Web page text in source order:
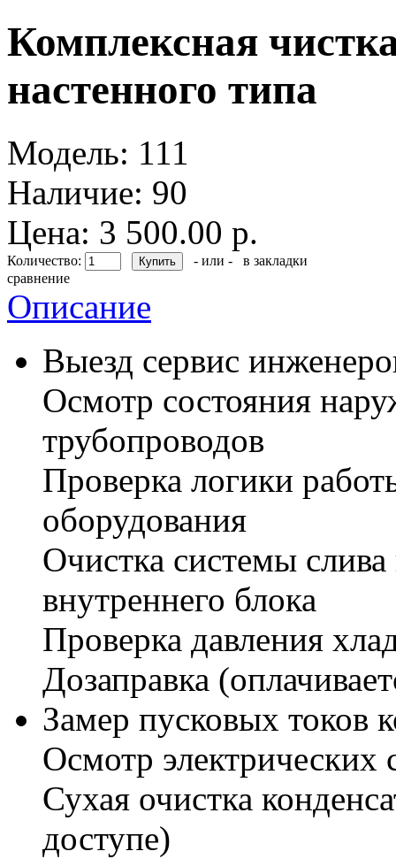
Комплексная
настенного типа
Модель: 111
Наличие: 90
Цена: 3 500.00 р.
Количество: - или -
в закладки
сравнение
Описание
Выезд сервис
Осмотр состояния
трубопроводов
Проверка логики
оборудования
Очистка системы
внутреннего блока
Проверка давления
Дозаправка
Замер пусковых токов
Осмотр электрических
Сухая очистка
доступе)